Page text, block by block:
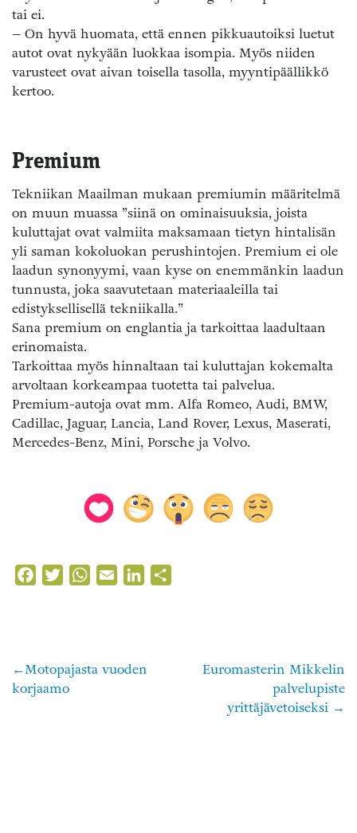
tai ei.
– On hyvä huomata, että ennen pikkuautoiksi luetut
autot ovat nykyään luokkaa isompia. Myös niiden
varusteet ovat aivan toisella tasolla, myyntipäällikkö
kertoo.
Premium
Tekniikan Maailman mukaan premiumin määritelmä
on muun muassa ”siinä on ominaisuuksia, joista
kuluttajat ovat valmiita maksamaan tietyn hintalisän
yli saman kokoluokan perushintojen. Premium ei ole
laadun synonyymi, vaan kyse on enemmänkin laadun
tunnusta, joka saavutetaan materiaaleilla tai
edistyksellisellä tekniikalla.”
Sana premium on englantia ja tarkoittaa laadultaan
erinomaista.
Tarkoittaa myös hinnaltaan tai kuluttajan kokemalta
arvoltaan korkeampaa tuotetta tai palvelua.
Premium-autoja ovat mm. Alfa Romeo, Audi, BMW,
Cadillac, Jaguar, Lancia, Land Rover, Lexus, Maserati,
Mercedes-Benz, Mini, Porsche ja Volvo.
FacebookTwitterWhatsApp
Email LinkedIn
Artikkelien
Motopajasta vuoden
korjaamo
Euromasterin Mikkelin
palvelupiste
yrittäjävetoiseksi